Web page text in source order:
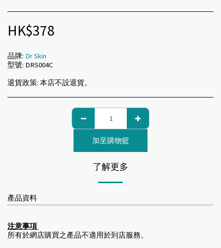
HK$378
品牌: Dr Skin
型號: DRS004C
退貨政策: 本店不設退貨。
加至購物籃
了解更多
產品資料
注意事項
所有於網店購買之產品不適用於到店服務。